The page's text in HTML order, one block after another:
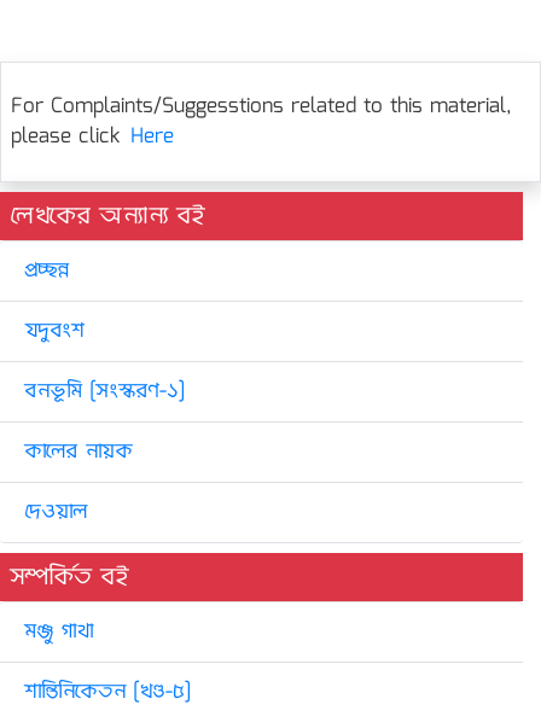
For Complaints/Suggesstions related to this material,
please click Here
লেখকের অন্যান্য বই
প্রচ্ছন্ন
যদুবংশ
বনভূমি [সংস্করণ-১]
কালের নায়ক
দেওয়াল
সম্পর্কিত বই
মঞ্জু গাথা
শান্তিনিকেতন [খণ্ড-৫]